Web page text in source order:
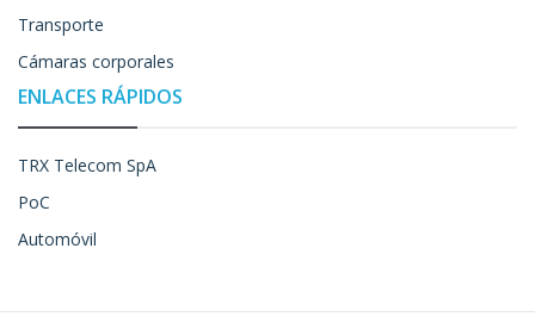
Transporte
Cámaras corporales
ENLACES RÁPIDOS
TRX Telecom SpA
PoC
Automóvil